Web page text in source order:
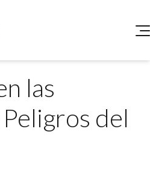
las
del